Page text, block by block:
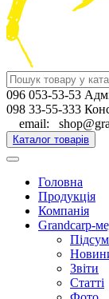
096 053-53-53
098 33-55-333
email:
Каталог товарів
Головна
Продукція
Компанія
Grandcarp-
Звіти
Статті